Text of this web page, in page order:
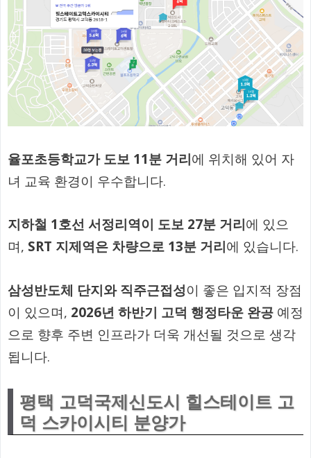
율포초등학교가 도보 11분 거리에 위치해 있어 자
녀 교육 환경이 우수합니다.
지하철 1호선 서정리역이 도보 27분 거리에 있으
며, SRT 지제역은 차량으로 13분 거리에 있습니다.
삼성반도체 단지와 직주근접성이 좋은 입지적 장점
이 있으며, 2026년 하반기 고덕 행정타운 완공 예정
으로 향후 주변 인프라가 더욱 개선될 것으로 생각
됩니다.
평택 고덕국제신도시 힐스테이트 고
덕 스카이시티 분양가